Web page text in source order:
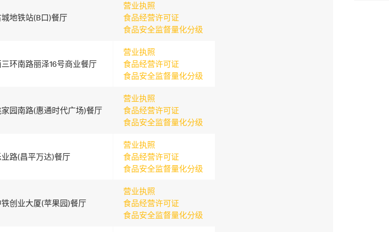
地铁站(B口)餐厅
营业执照
食品经营许可证
食品安全监督量化分级
环南路丽泽16号商业餐厅
营业执照
食品经营许可证
食品安全监督量化分级
园南路(惠通时代广场)餐厅
营业执照
食品经营许可证
食品安全监督量化分级
路(昌平万达)餐厅
营业执照
食品经营许可证
食品安全监督量化分级
创业大厦(苹果园)餐厅
营业执照
食品经营许可证
食品安全监督量化分级